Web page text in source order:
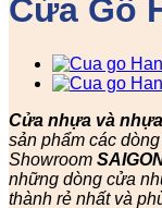
Cửa Gỗ
Cửa nhựa và
sản phẩm các
Showroom
những dòng cửa
thành rẻ nhất và